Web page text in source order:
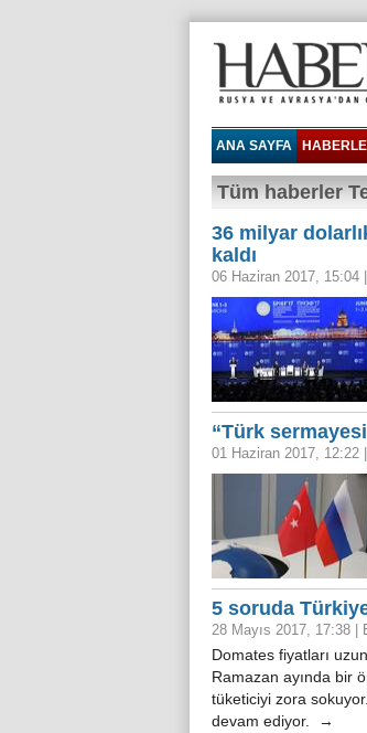
ANA SAYFA
Tüm haberler
36 milyar
kaldı
06 Haziran 2017, 15:04
“Türk
01 Haziran 2017, 12:22
5 soruda
28 Mayıs 2017, 17:38
Domates fiyatları
Ramazan ayında bir
tüketiciyi zora
devam ediyor. →